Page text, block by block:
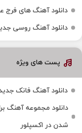
دانلود آهنگ های فرج
دانلود آهنگ روسی
پست های ویژه
دانلود آهنگ فانک
شدن در اکسپلور